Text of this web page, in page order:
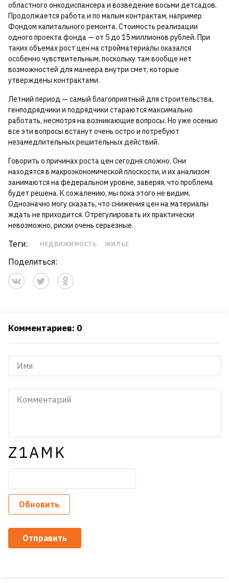
областного онкодиспансера и возведение восьми детсадов.
Продолжается работа и по малым контрактам, например
Фондом капитального ремонта. Стоимость реализации
одного проекта фонда — от 5 до 15 миллионов рублей. При
таких объемах рост цен на стройматериалы оказался
особенно чувствительным, поскольку там вообще нет
возможностей для маневра внутри смет, которые
утверждены контрактами.
Летний период — самый благоприятный для строительства,
генподрядчики и подрядчики стараются максимально
работать, несмотря на возникающие вопросы. Но уже осенью
все эти вопросы встанут очень остро и потребуют
незамедлительных решительных действий.
Говорить о причинах роста цен сегодня сложно. Они
находятся в макроэкономической плоскости, и их анализом
занимаются на федеральном уровне, заверяя, что проблема
будет решена. К сожалению, мы пока этого не видим.
Однозначно могу сказать, что снижения цен на материалы
ждать не приходится. Отрегулировать их практически
невозможно, риски очень серьезные.
Теги: НЕДВИЖИМОСТЬ ЖИЛЬЕ
Поделиться:
Комментариев: 0
Z1AMK
Обновить
Отправить